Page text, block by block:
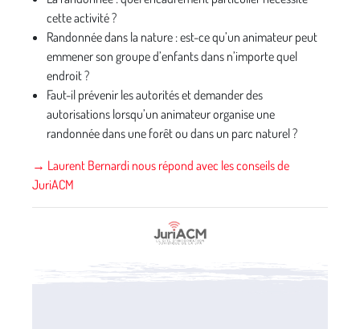
cette activité ?
Randonnée dans la nature : est-ce qu’un animateur peut
emmener son groupe d’enfants dans n’importe quel
endroit ?
Faut-il prévenir les autorités et demander des
autorisations lorsqu’un animateur organise une
randonnée dans une forêt ou dans un parc naturel ?
→ Laurent Bernardi nous répond avec les conseils de
JuriACM